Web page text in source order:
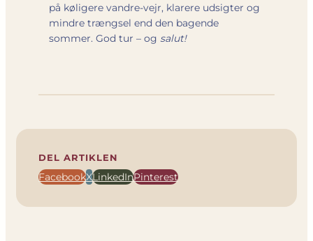
på køligere vandre-vejr, klarere udsigter og
mindre trængsel end den bagende
sommer. God tur – og salut!
DEL ARTIKLEN
FacebookXLinkedInPinterest